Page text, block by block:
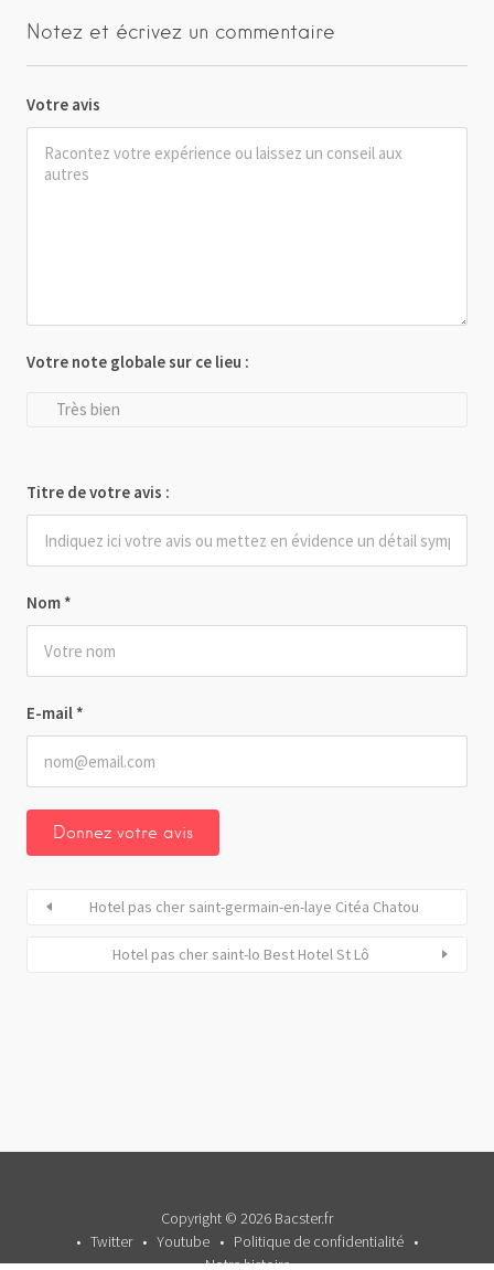
Notez et écrivez un commentaire
Votre avis
Nom *
E-mail *
Votre note globale sur ce lieu :
Très bien
Titre de votre avis :
Hotel pas cher saint-germain-en-laye Citéa Chatou
Hotel pas cher saint-lo Best Hotel St Lô
Copyright © 2026 Bacster.fr
Twitter
Youtube
Politique de confidentialité
Notre histoire